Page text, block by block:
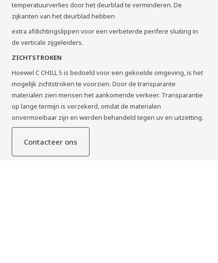
temperatuurverlies door het deurblad te verminderen. De
zijkanten van het deurblad hebben
extra afdichtingslippen voor een verbeterde perifere sluiting in
de verticale zijgeleiders.
ZICHTSTROKEN
Hoewel C CHILL 5 is bedoeld voor een gekoelde omgeving, is het
mogelijk zichtstroken te voorzien. Door de transparante
materialen zien mensen het aankomende verkeer. Transparantie
op lange termijn is verzekerd, omdat de materialen
onvermoeibaar zijn en werden behandeld tegen uv en uitzetting.
Contacteer ons